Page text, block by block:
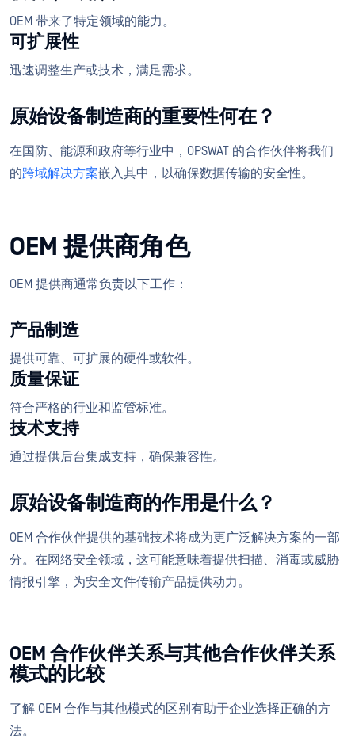
OEM 带来了特定领域的能力。
可扩展性
迅速调整生产或技术，满足需求。
原始设备制造商的重要性何在？
在国防、能源和政府等行业中，OPSWAT 的合作伙伴将我们
的跨域解决方案嵌入其中，以确保数据传输的安全性。
OEM 提供商角色
OEM 提供商通常负责以下工作：
产品制造
提供可靠、可扩展的硬件或软件。
质量保证
符合严格的行业和监管标准。
技术支持
通过提供后台集成支持，确保兼容性。
原始设备制造商的作用是什么？
OEM 合作伙伴提供的基础技术将成为更广泛解决方案的一部
分。在网络安全领域，这可能意味着提供扫描、消毒或威胁
情报引擎，为安全文件传输产品提供动力。
OEM 合作伙伴关系与其他合作伙伴关系
模式的比较
了解 OEM 合作与其他模式的区别有助于企业选择正确的方
法。